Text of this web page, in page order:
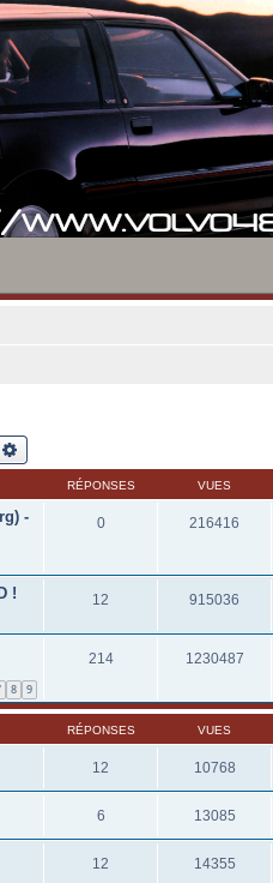
RÉPONSES VUES
-
0 216416
! 12 915036
8 9
214 1230487
RÉPONSES VUES
12 10768
6 13085
12 14355